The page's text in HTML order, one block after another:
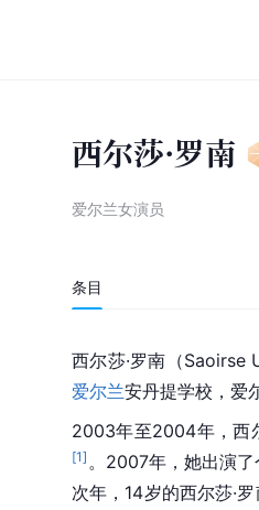
西尔莎·罗南
爱尔兰女演员
条目
西尔莎·罗南（Saoirse
爱尔兰安丹提学校，爱
2003年至2004年，西
[1] 。2007年，她出演
次年，14岁的西尔莎·